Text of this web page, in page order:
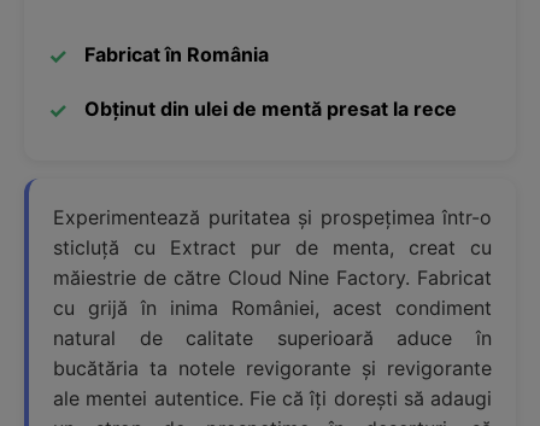
Fabricat în România
Obținut din ulei de mentă presat la rece
Experimentează puritatea și prospețimea într-o
sticluță cu Extract pur de menta, creat cu
măiestrie de către Cloud Nine Factory. Fabricat
cu grijă în inima României, acest condiment
natural de calitate superioară aduce în
bucătăria ta notele revigorante și revigorante
ale mentei autentice. Fie că îți dorești să adaugi